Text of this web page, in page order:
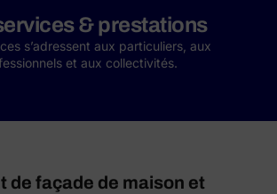
& prestations
s’adressent aux particuliers, aux
et aux collectivités.
de façade de maison et